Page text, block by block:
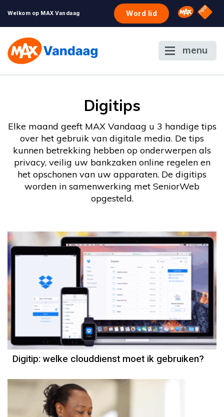
Welkom op MAX Vandaag Word lid Omroep
NPO
menu
Digitips
Elke maand geeft MAX Vandaag u 3 handige tips
over het gebruik van digitale media. De tips
kunnen betrekking hebben op onderwerpen als
privacy, veilig uw bankzaken online regelen en
het opschonen van uw apparaten. De digitips
worden in samenwerking met SeniorWeb
opgesteld.
Digitip: welke clouddienst moet ik gebruiken?